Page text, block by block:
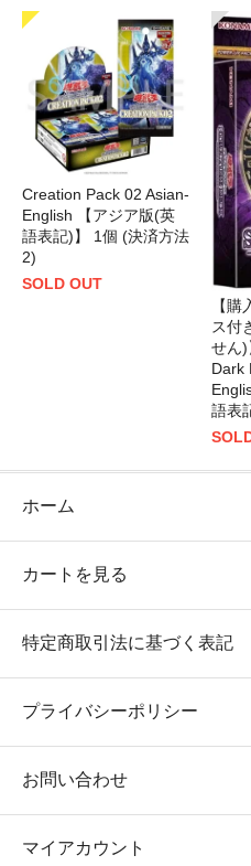
Creation Pack 02 Asian-
English 【アジア版(英
語表記)】 1個 (決済方法
2)
SOLD OUT
【
ス付
せん)
Dark
語表
ホーム
カートを見る
特定商取引法に基づく表記
プライバシーポリシー
お問い合わせ
マイアカウント